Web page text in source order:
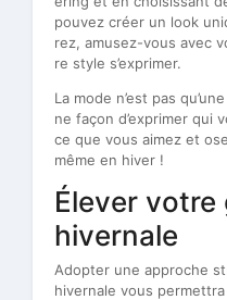
pouvez créer un look
rez, amusez-vous avec
re style s’exprimer.
La mode n’est pas
ne façon d’exprimer qui
ce que vous aimez et
même en hiver !
Élever
hivernale
Adopter une approche
hivernale vous